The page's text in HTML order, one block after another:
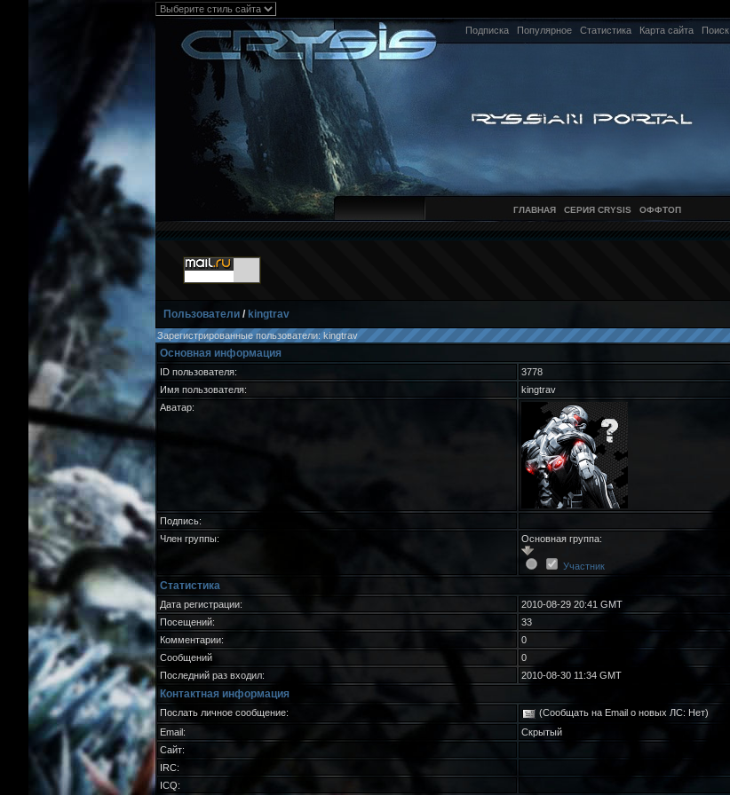
Подписка Популярное Статистика Карта сайта Поиск
ГЛАВНАЯ СЕРИЯ CRYSIS ОФФТОП
Пользователи/ kingtrav
Зарегистрированные пользователи: kingtrav
Основная информация
ID пользователя:
3778
Имя пользователя:
kingtrav
Аватар:
Подпись:
Член группы:
Основная группа:
Участник
Статистика
Дата регистрации:
2010-08-29 20:41 GMT
Посещений:
33
Комментарии:
0
Сообщений
0
Последний раз входил:
2010-08-30 11:34 GMT
Контактная информация
Послать личное сообщение:
(Сообщать на Email о новых ЛС: Нет)
Email:
Скрытый
Сайт:
IRC:
ICQ: